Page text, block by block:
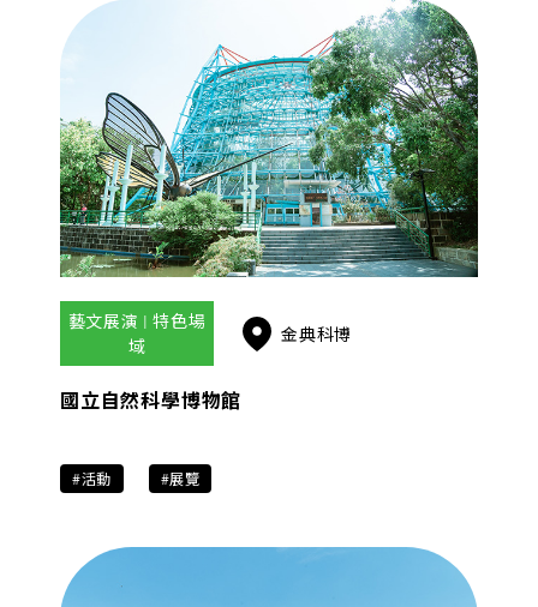
藝文展演 | 特色場
域
金典科博
國立自然科學博物館
#活動 #展覽